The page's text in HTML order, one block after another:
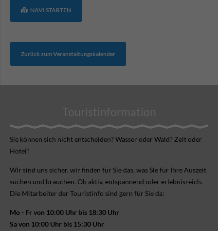
NAVI STARTEN
Zurück zum Veranstaltungskalender
Touristinformation
Sie können sich nicht ent­scheiden? Wasser oder Wald? Zelt oder
Hotel?
Wir sind uns sicher, wir finden für Sie das, was Sie für Ihre Aus­zeit
suchen und brauchen. Ob aktiv, ent­spannend oder erlebnis­reich.
Die Mitarbeiter der Touristinfo sind gern für Sie da:
Mo - Fr von 10:00 Uhr bis 18:30 Uhr
Sa von 10:00 Uhr bis 15:30 Uhr